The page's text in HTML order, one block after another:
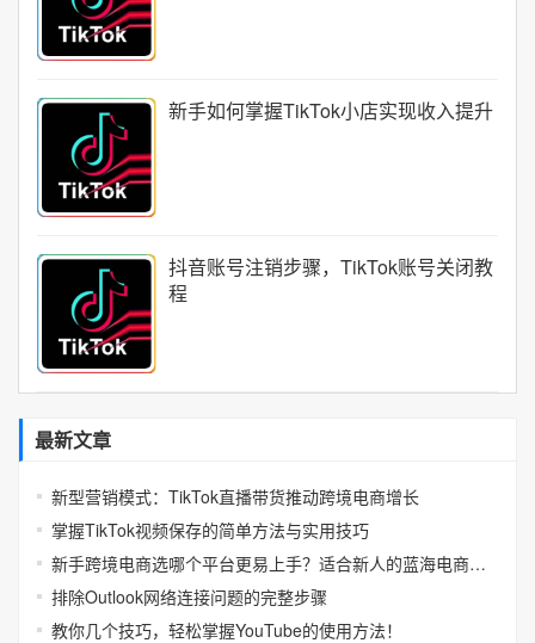
新手如何掌握TikTok小店实现收入提升
抖音账号注销步骤，TikTok账号关闭教
程
最新文章
新型营销模式：TikTok直播带货推动跨境电商增长
掌握TikTok视频保存的简单方法与实用技巧
新手跨境电商选哪个平台更易上手？适合新人的蓝海电商平台推荐
排除Outlook网络连接问题的完整步骤
教你几个技巧，轻松掌握YouTube的使用方法！